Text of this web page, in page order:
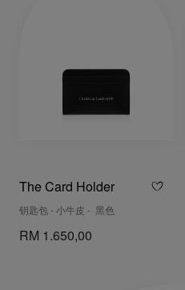
The Card Holder
钥匙包 - 小牛皮 - 黑色
RM 1.650,00